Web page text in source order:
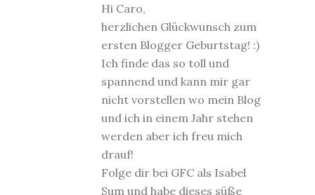
Hi Caro,
herzlichen Glückwunsch zum
ersten Blogger Geburtstag! :)
Ich finde das so toll und
spannend und kann mir gar
nicht vorstellen wo mein Blog
und ich in einem Jahr stehen
werden aber ich freu mich
drauf!
Folge dir bei GFC als Isabel
Sum und habe dieses süße